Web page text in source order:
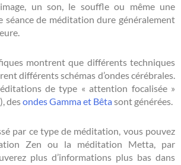
un son, le souffle ou même une
séance de méditation dure généralement
montrent que différents techniques
différents schémas d’ondes cérébrales.
de type « attention focalisée »
desondes Gamma et Bêtasont générées.
par ce type de méditation, vous pouvez
Zen ou la méditation Metta, par
plus d’informations plus bas dans